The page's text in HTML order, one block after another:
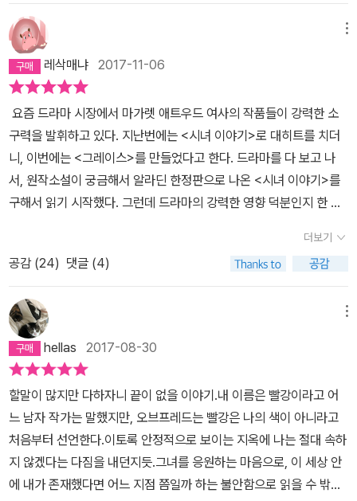
피의 색이다. 시녀들에게 기대할 것은 오로지 한 가지, 아이를 낳는 것
뿐이다. 아이를 낳는 기계 그 이상도 아니다. 시녀가 아이를 낳기 위해
서는 사령관과 관계를 가져야 하는데 마치 3인 1조로 움직이듯 한
다. 즉 시녀와 사령관, 사령관의 아내와 함께 아이를 낳기 위한 행위를
해야 한다. 사령관의 아내와 사령관이 만들어야 하는 아이를 대신 낳
는 시녀는 아내들의 대용품일 뿐이다. 지금으로 보면 대리모의 한 형
태다. 머리가 잿빛으론 센 사령관은 아이 낳는 능력이 되지 않는지 4
주에 한 번씩 그 일을 치러도 아이는 생기지 않는다. 이럴 때 아내들은
시녀들에게 제안을 한다. 시녀들을 진찰하는 의사들 아니면 수호자와
보상은 주어진다. 남자에게는 돈을, 여자에게는 필요한 물품을 제공
하는 식이다. 오브프레드가 원한 것은 딸의 생사와 한 장의 사진이었
다. 담배 한 개비와 함께. 밤에 잠자리에 들 때마다 나는 생각한다. 아
침이면 우리 집에서 눈을 뜰 테고 전부 옛날로 돌아가 있을 거야.하지
만 그런 일은 오늘 아침에도 일어나지 않았다. (341페이지) 오브프레
드는 생각에 잠길 때마다 남편 루크를 떠올린다. 사랑했으나 사랑한
다고 많이 표현하지 못했던 시간들이 안타깝다. 지금도 살아 있을
까. 어딘가에서 죽지 않았을까. 살아있기를 바랐다. 또한 어린 딸이 그
립다. 얼굴을 알아보지 못할까봐 두렵다. 루크와 딸과 함께 일상을 보
냈던 때를 회상한다. 다시는 돌아가지 못할 그 시간들. 아스라이 떠올
릴 뿐이다. 시간은 가만히 멈춰서 있지 않았다. 그것은 나를 휩쓸고 지
나가, 나를 깨끗이 지워 버리고 말았다. 나라는 존재는 경솔한 아이가
다 시작되는 화장 지적, 옷차림 지적, 몸매 지적, 나이 지적. 젊을 때는
젊다는 이유로 지적질 당하고 나이 드니 나이 들었다는 이유로 지적
질 당하는 게 일이다. 어디 사회에서만 그런가. 집에서도 언제 결혼해
애 낳을 거냐는 잔소리 잔소리... 나는 애를 낳기 위해 만들어진 출산
기계인가. 당신들의 종족을 번식하기 위한 수단인가. 애를 낳으면 더
낳으라고, 잘 키우라고 고나리질이 계속되겠지. 이러나저러나 고나리
질 당하고 욕을 먹는 게 여자의 일생이라면, 그냥 내 멋대로 살련다
(하지만 말이 쉽지, 내 멋대로 살기도 쉽지 않다). 아무튼 이런 꿀꿀한
기분으로 마거릿 애트우드의 <시녀 이야기>를 읽었다. 21세기 중반,
가부장제와 성경을 근본으로 한 전체주의 국가 '길리아드'가 탄생하고
국민들을 폭력적으로 억압하기 시작하며 그중에서도 여성들은 나이
및 출산 능력에 따라 여러 계급으로 분류된다는 파격적인 설정인데,
는 드라마로 제작되어 또다시 화제를 모으고 있다고(드라마 캡처 사
진을 보았는데 소설 속 장면들을 비교적 충실히 재현했다). 주인공 오
프브레드는 길리아드가 생기기 전까지 남성들과 어울려 교육도 받고
일도하고 사랑하는 사람을 만나 결혼도 하고 아이도 낳았다. 그러나
길리아드가 생기고 사회 체제가 바뀌면서 오프브레드는 이름과 가족
을 빼앗긴 채 사령관의 '시녀'가 되어 그를 위해 살림을 하고 그의 아
이를 수태하는 역할을 맡게 된다. 여자는 책을 읽을 수도 없고, 재산을
가질 수도 없고, 허락된 남자가 아니면 눈도 마주칠 수 없고, 여자끼리
도 정해진 대화 이외엔 할 수 없는 세상. 최악은 가임기가 된 여성들이
레삭매냐 2017-11-06
요즘 드라마 시장에서 마가렛 애트우드 여사의 작품들이 강력한 소
구력을 발휘하고 있다. 지난번에는 <시녀 이야기>로 대히트를 치더
니, 이번에는 <그레이스>를 만들었다고 한다. 드라마를 다 보고 나
서, 원작소설이 궁금해서 알라딘 한정판으로 나온 <시녀 이야기>를
구해서 읽기 시작했다. 그런데 드라마의 강력한 영향 덕분인지 한 백
한 번 본궤도에 오르니 멈출 수가 없더라. 새벽까지 달려서 다 읽었
다. 원작소설을 보면서 드라마가 상당히 원작에 충실했구나 싶었다.
미래의 어느 시점, 미국 땅에 들어선 신정국가 길리아드에 사는 시녀
오프레드가 소설의 주인공이다. 대재앙(정확하게 무슨 일이 있었는지
알 수가 없다) 이후, 현직 대통령을 총으로 쏘아 죽이고 정권을 잡은
사령관 일당들은 여성들의 권리를 엄격하게 제한하고 ‘눈’과 수호자
그리고 천사들이 중심이 된 신정국가 건설에 매진한다. 그들이 말하
는 기존의 성적 타락과 방탕을 일소하겠다는 신념에 젖어 시민들의
삶을 극도로 억압하고 제한한다. 말로만 신정국가지 사실은 시민들의
모든 것을 감시하는 경찰국가 길리아드에서 정말 악질적인 것은 여성
들을 사물로 취급하고 있다는 점이다. 대재앙은 길리아드에게도 큰
재앙을 안겨 주었는데 그것은 바로 국가를 존속시키는데 절실하게 필
더보기
공감 (24) 댓글 (4)
hellas 2017-08-30
할말이 많지만 다하자니 끝이 없을 이야기.내 이름은 빨강이라고 어
느 남자 작가는 말했지만, 오브프레드는 빨강은 나의 색이 아니라고
처음부터 선언한다.이토록 안정적으로 보이는 지옥에 나는 절대 속하
지 않겠다는 다짐을 내던지듯.그녀를 응원하는 마음으로, 이 세상 안
에 내가 존재했다면 어느 지점 쯤일까 하는 불안함으로 읽을 수 밖에